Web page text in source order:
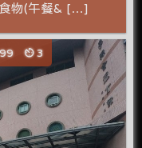
物(午餐& […]
3